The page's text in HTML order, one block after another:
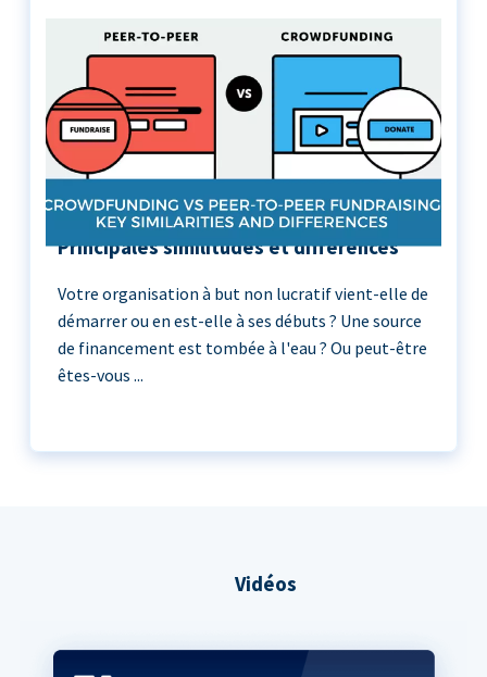
Crowdfunding vs Peer-to-Peer :
Principales similitudes et différences
Votre organisation à but non lucratif vient-elle de
démarrer ou en est-elle à ses débuts ? Une source
de financement est tombée à l'eau ? Ou peut-être
êtes-vous ...
Vidéos